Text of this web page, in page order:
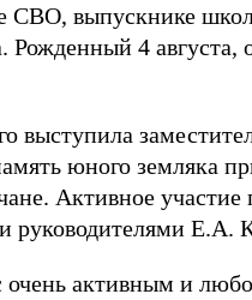
СВО, выпускнике
Рожденный 4 августа,
выступила
юного земляка
Активное
руководителями Е.А.
активным и